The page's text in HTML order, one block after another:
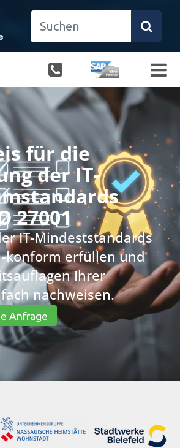
für die
der IT-
27001
IT-Mindeststandards
konform erfüllen und
Ihrer
nachweisen.
Anfrage